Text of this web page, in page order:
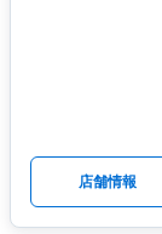
店舗情報